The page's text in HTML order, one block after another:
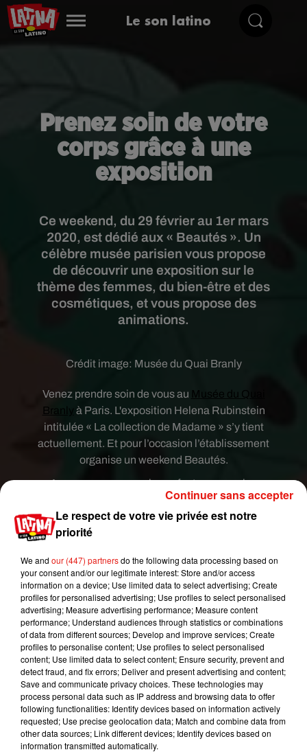
Le son latino
Prenez soin de votre
corps grâce à une
exposition
Publié : 27 février 2020 à 9h14 par Gianni
CASTILLO
Ce weekend, du 29 février au 1er mars
2020, est dédié aux « Beautés ». Un
célèbre musée parisien vous propose
de découvrir une exposition sur le
thème des femmes, du bien-être et des
cosmétiques, et vous propose des
animations.
Crédit image: Musée du Quai Branly
Venez prendre soin de vous au Musée du Quai
Branly
à Paris. L'exposition Helena Rubinstein
intitulée « La collection de Madame » s’y tient
actuellement. Et pour l’occasion l’établissement
organise un weekend Beautés.
Au programme pour les enfants comme les
adultes : une dizaine d’animations autour du bien-
être et de la beauté, des ateliers cosmétiques, des
masterclass, du live painting ainsi que des contes
et vous détendre le temps d’un weekend.
Mundo Latino
Guatemala : l'éruption du volcan
de Fuego est terminée
Le fourmilier géant fait son retour
Le respect de votre vie privée est notre
priorité
We and our (447) partnersdo the following data processing based on
your consent and/or our legitimate interest: Store and/or access
information on a device; Use limited data to select advertising; Create
profiles for personalised advertising; Use profiles to select personalised
advertising; Measure advertising performance; Measure content
performance; Understand audiences through statistics or combinations
of data from different sources; Develop and improve services; Create
profiles to personalise content; Use profiles to select personalised
content; Use limited data to select content; Ensure security, prevent and
detect fraud, and fix errors; Deliver and present advertising and content;
Save and communicate privacy choices. These technologies may
process personal data such as IP address and browsing data to offer
following functionalities: Identify devices based on information actively
requested; Use precise geolocation data; Match and combine data from
other data sources; Link different devices; Identify devices based on
information transmitted automatically.
Continuer sans accepter